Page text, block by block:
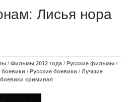
Лисья нора
/ Фильмы 2012 года / Русские фильмы /
/ Русские боевики / Лучшие
криминал